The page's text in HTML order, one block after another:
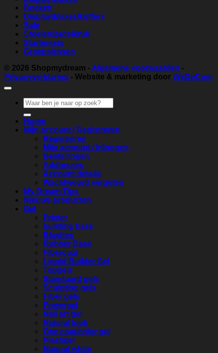
Boeken
Display/Boxes/koffers
Sale
Stoelen/zadelkruk
Startersets
Groepslessen
© 2026 Shopmydream - Algemene voorwaarden -
Privacyverklaring - Website & marketing door WeDeCom
Zoeken
naar:
Home
Mijn account / Registreren
Registreren
Mijn account / Inloggen
Bestellingen
Addresses
Account details
Wachtwoord vergeten
My Dream Tips
Nieuwe producten
Gel
Primer
building base
Blushes
Rubber Base
Fibercoat
Liquid Builder Gel
Topgels
Standaard gels
Sculpting gels
Fiber gels
Powergel
Nail art gel
Natural look
One coat/color gel
Plastigel
Natural white